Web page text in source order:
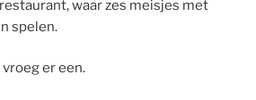
waar zes meisjes met
spelen.
vroeg er een.